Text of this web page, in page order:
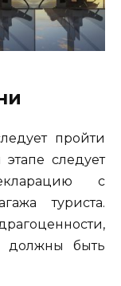
пройти
следует
с
туриста.
должны быть